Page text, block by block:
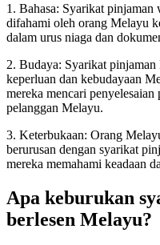
1. Bahasa: Syarikat
difahami oleh orang Melayu
dalam urus niaga dan
2. Budaya: Syarikat
keperluan dan kebudayaan
mereka mencari
pelanggan Melayu.
3. Keterbukaan: Orang
berurusan dengan syarikat
mereka memahami keadaan
Apa keburukan
berlesen Melayu?